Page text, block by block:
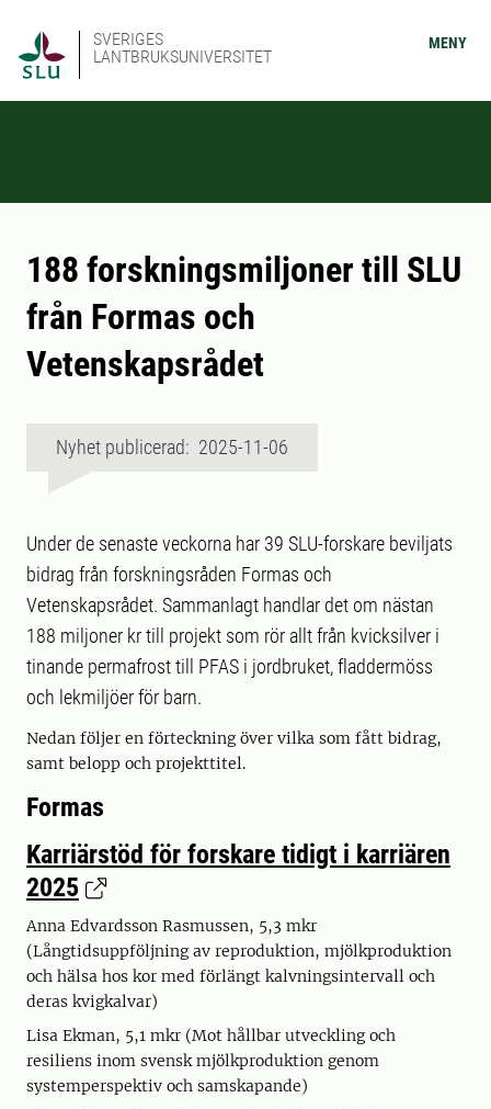
SVERIGES
LANTBRUKSUNIVERSITET
MENY
188 forskningsmiljoner till SLU
från Formas och
Vetenskapsrådet
Nyhet publicerad: 2025-11-06
Under de senaste veckorna har 39 SLU-forskare beviljats
bidrag från forskningsråden Formas och
Vetenskapsrådet. Sammanlagt handlar det om nästan
188 miljoner kr till projekt som rör allt från kvicksilver i
tinande permafrost till PFAS i jordbruket, fladdermöss
och lekmiljöer för barn.
Nedan följer en förteckning över vilka som fått bidrag,
samt belopp och projekttitel.
Formas
Karriärstöd för forskare tidigt i karriären
2025
Anna Edvardsson Rasmussen, 5,3 mkr
(Långtidsuppföljning av reproduktion, mjölkproduktion
och hälsa hos kor med förlängt kalvningsintervall och
deras kvigkalvar)
Lisa Ekman, 5,1 mkr (Mot hållbar utveckling och
resiliens inom svensk mjölkproduktion genom
systemperspektiv och samskapande)